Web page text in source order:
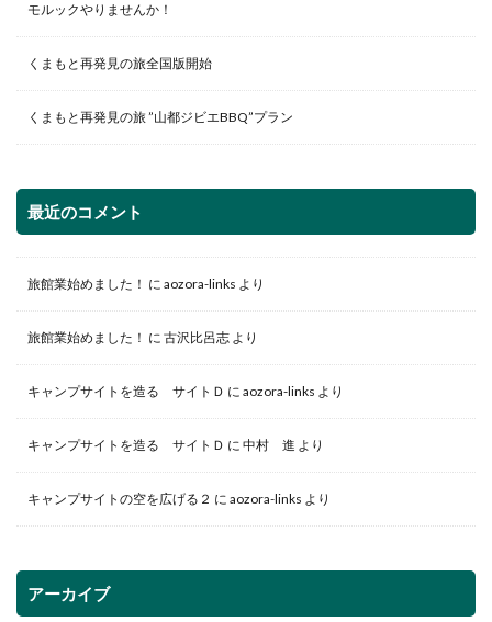
k
t
モルックやりませんか！
くまもと再発見の旅全国版開始
くまもと再発見の旅 ”山都ジビエBBQ”プラン
最近のコメント
旅館業始めました！ に aozora-links より
旅館業始めました！ に 古沢比呂志 より
キャンプサイトを造る サイトＤ に aozora-links より
キャンプサイトを造る サイトＤ に 中村 進 より
キャンプサイトの空を広げる２ に aozora-links より
アーカイブ